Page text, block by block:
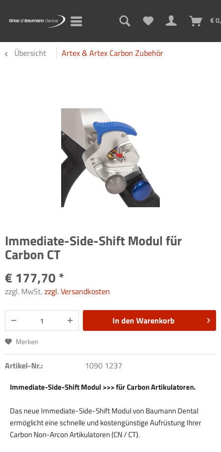
€
Übersicht Artex & Artex Carbon Zubehör
Immediate-Side-Shift Modul für
Carbon CT
€ 177,70 *
zzgl. MwSt.zzgl. Versandkosten
In den Warenkorb
Merken
Artikel-Nr.: 1090 1237
Immediate-Side-Shift Modul >>> für Carbon Artikulatoren.
Das neue Immediate-Side-Shift Modul von Baumann Dental
ermöglicht eine schnelle und kostengünstige Aufrüstung Ihrer
Carbon Non-Arcon Artikulatoren (CN / CT).